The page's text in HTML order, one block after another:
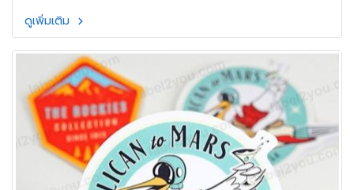
ดูเพิ่มเติม